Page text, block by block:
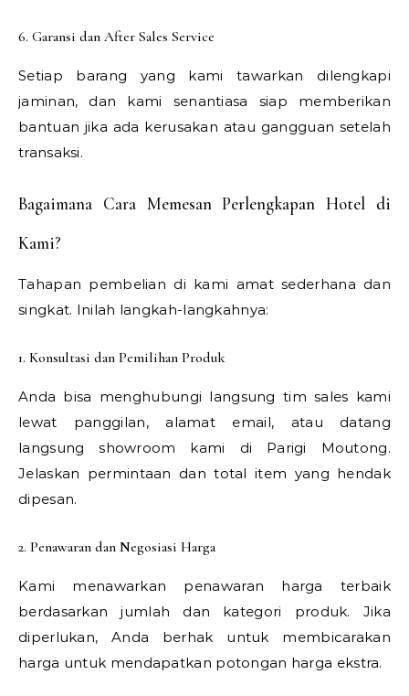
6. Garansi dan After Sales Service
Setiap barang yang kami tawarkan dilengkapi
jaminan, dan kami senantiasa siap memberikan
bantuan jika ada kerusakan atau gangguan setelah
transaksi.
Bagaimana Cara Memesan Perlengkapan Hotel di
Kami?
Tahapan pembelian di kami amat sederhana dan
singkat. Inilah langkah-langkahnya:
1. Konsultasi dan Pemilihan Produk
Anda bisa menghubungi langsung tim sales kami
lewat panggilan, alamat email, atau datang
langsung showroom kami di Parigi Moutong.
Jelaskan permintaan dan total item yang hendak
dipesan.
2. Penawaran dan Negosiasi Harga
Kami menawarkan penawaran harga terbaik
berdasarkan jumlah dan kategori produk. Jika
diperlukan, Anda berhak untuk membicarakan
harga untuk mendapatkan potongan harga ekstra.